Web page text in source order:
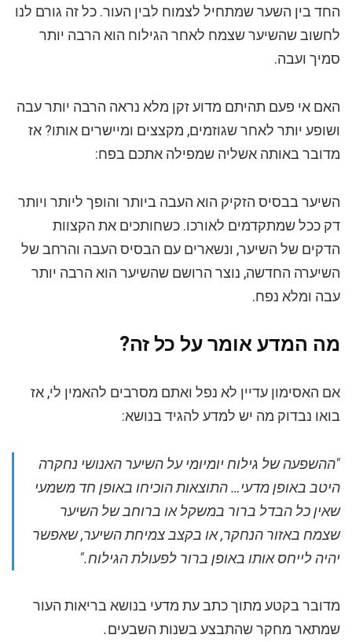
החד בין השער שמתחיל לצמוח לבין העור. כל זה גורם לנו
לחשוב שהשיער שצמח לאחר הגילוח הוא הרבה יותר
סמיך ועבה.
האם אי פעם תהיתם מדוע זקן מלא נראה הרבה יותר עבה
ושופע יותר לאחר שגוזמים, מקצצים ומיישרים אותו? אז
מדובר באותה אשליה שמפילה אתכם בפח:
השיער בבסיס הזקיק הוא העבה ביותר והופך ליותר ויותר
דק ככל שמתקדמים לאורכו. כשחותכים את הקצוות
הדקים של השיער, ונשארים עם הבסיס העבה והרחב של
השיערה החדשה, נוצר הרושם שהשיער הוא הרבה יותר
עבה ומלא נפח.
מה המדע אומר על כל זה?
אם האסימון עדיין לא נפל ואתם מסרבים להאמין לי, אז
בואו נבדוק מה יש למדע להגיד בנושא:
"ההשפעה של גילוח יומיומי על השיער האנושי נחקרה
היטב באופן מדעי… התוצאות הוכיחו באופן חד משמעי
שאין כל הבדל ברור במשקל או ברוחב של השיער
שצמח באזור הנחקר, או בקצב צמיחת השיער, שאפשר
יהיה לייחס אותו באופן ברור לפעולת הגילוח."
מדובר בקטע מתוך כתב עת מדעי בנושא בריאות העור
שמתאר מחקר שהתבצע בשנות השבעים.